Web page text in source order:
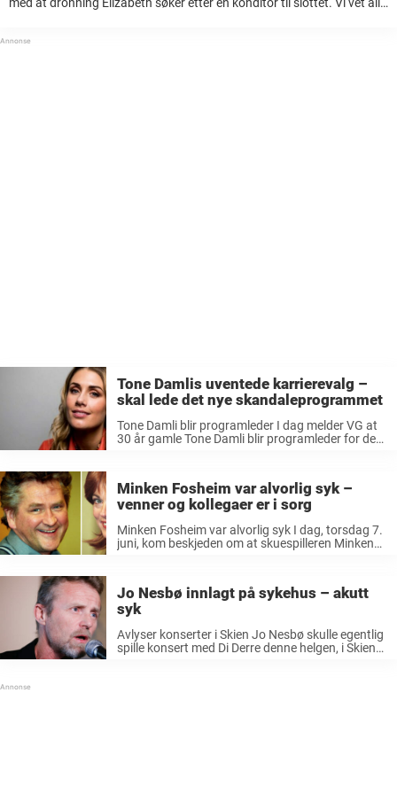
Tone Damlis uventede karrierevalg –
skal lede det nye skandaleprogrammet
Tone Damli blir programleder I dag melder VG at
30 år gamle Tone Damli blir programleder for den
Minken Fosheim var alvorlig syk –
venner og kollegaer er i sorg
Minken Fosheim var alvorlig syk I dag, torsdag 7.
juni, kom beskjeden om at skuespilleren Minken
Jo Nesbø innlagt på sykehus – akutt
syk
Avlyser konserter i Skien Jo Nesbø skulle egentlig
spille konsert med Di Derre denne helgen, i Skien.